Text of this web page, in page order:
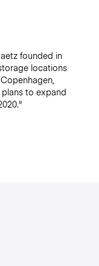
founded in
locations
to expand